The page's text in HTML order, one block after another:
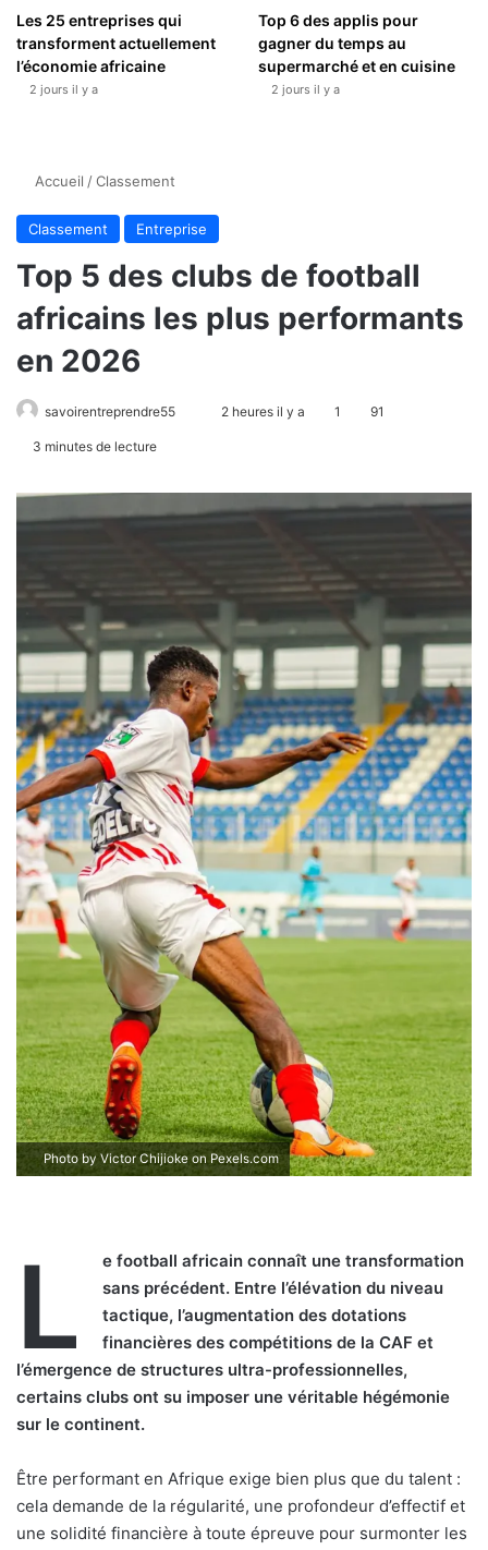
Les 25 entreprises qui
transforment actuellement
l’économie africaine
2 jours il y a
Top 6 des applis pour
gagner du temps au
supermarché et en cuisine
2 jours il y a